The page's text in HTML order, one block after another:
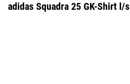
adidas Squadra 25 GK-Shirt l/s